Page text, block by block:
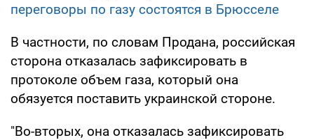
переговоры по газу состоятся в Брюсселе
В частности, по словам Продана, российская
сторона отказалась зафиксировать в
протоколе объем газа, который она
обязуется поставить украинской стороне.
"Во-вторых, она отказалась зафиксировать